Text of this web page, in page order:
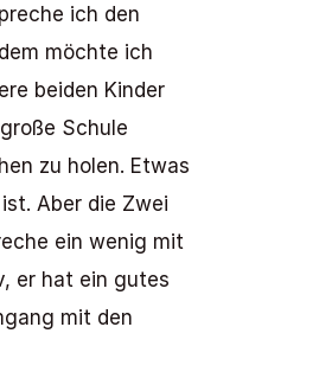
ich den
möchte ich
beiden Kinder
Schule
zu holen. Etwas
Aber die Zwei
ein wenig mit
er hat ein gutes
mit den